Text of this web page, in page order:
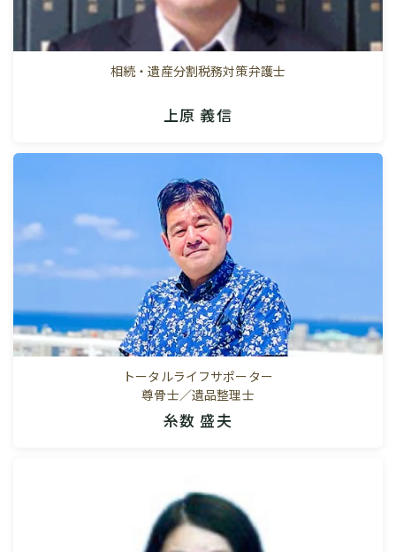
相続・遺産分割税務対策弁護士
上原 義信
トータルライフサポーター
尊骨士／遺品整理士
糸数 盛夫